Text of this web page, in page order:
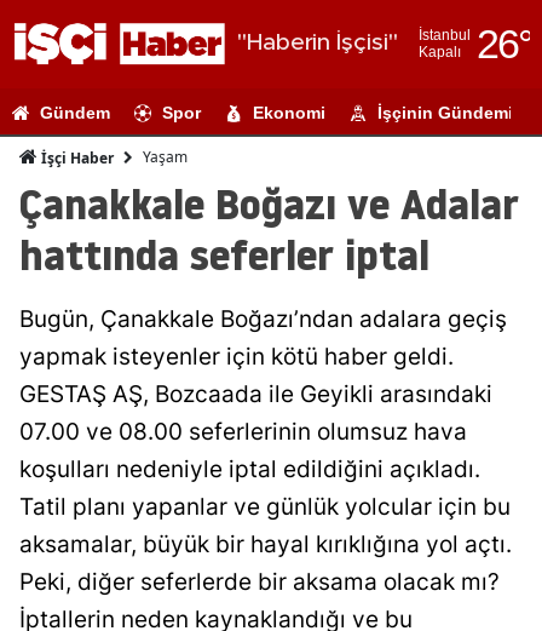
"Haberin İşçisi"
İstanbul
Kapalı
26°
Adıyaman
Ağrı
Ankara
Antalya
Aydın
Balıkesir
Bilecik
Gündem Spor Ekonomi İşçinin Gündemi
İşçi Haber Yaşam
Çanakkale Boğazı ve Adalar
hattında seferler iptal
Bugün, Çanakkale Boğazı’ndan adalara geçiş
yapmak isteyenler için kötü haber geldi.
GESTAŞ AŞ, Bozcaada ile Geyikli arasındaki
07.00 ve 08.00 seferlerinin olumsuz hava
koşulları nedeniyle iptal edildiğini açıkladı.
Tatil planı yapanlar ve günlük yolcular için bu
aksamalar, büyük bir hayal kırıklığına yol açtı.
Peki, diğer seferlerde bir aksama olacak mı?
İptallerin neden kaynaklandığı ve bu